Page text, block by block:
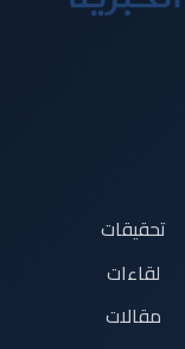
تحقيقات
لقاءات
مقالات